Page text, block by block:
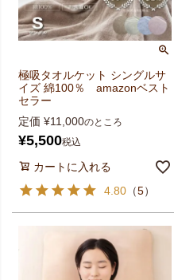
極吸タオルケット シングルサ
イズ 綿100％ amazonベスト
セラー
定価 ¥11,000のところ
¥5,500税込
カートに入れる
4.80 （5）